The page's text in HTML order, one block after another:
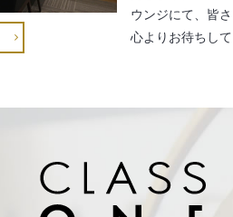
ウンジにて、皆
心よりお待ちし